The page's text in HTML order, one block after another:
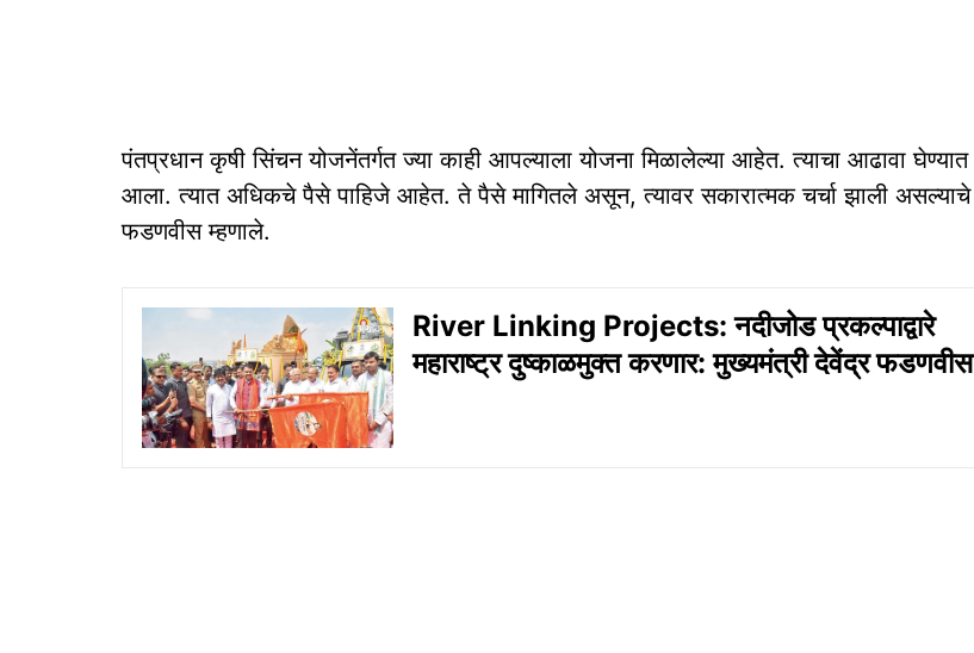
पंतप्रधान कृषी सिंचन योजनेंतर्गत ज्या काही आपल्याला योजना मिळालेल्या आहेत. त्याचा आढावा घेण्यात
आला. त्यात अधिकचे पैसे पाहिजे आहेत. ते पैसे मागितले असून, त्यावर सकारात्मक चर्चा झाली असल्याचे
फडणवीस म्हणाले.
River Linking Projects: नदीजोड प्रकल्पाद्वारे
महाराष्ट्र दुष्काळमुक्त करणार: मुख्यमंत्री देवेंद्र फडणवीस